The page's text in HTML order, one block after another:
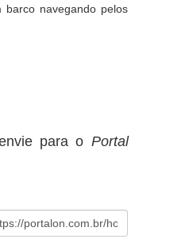
navegando pelos
para o Portal